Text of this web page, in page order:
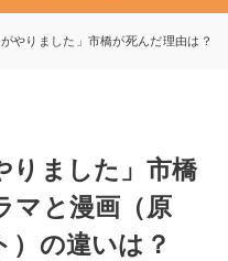
がやりました」市橋が死んだ理由は？
りました」市橋
マと漫画（原
）の違いは？